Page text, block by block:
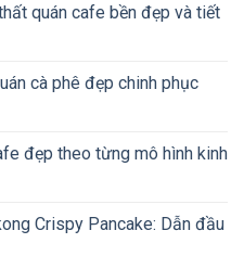
quán cafe bền đẹp và tiết
cà phê đẹp chinh phục
đẹp theo từng mô hình kinh
Crispy Pancake: Dẫn đầu